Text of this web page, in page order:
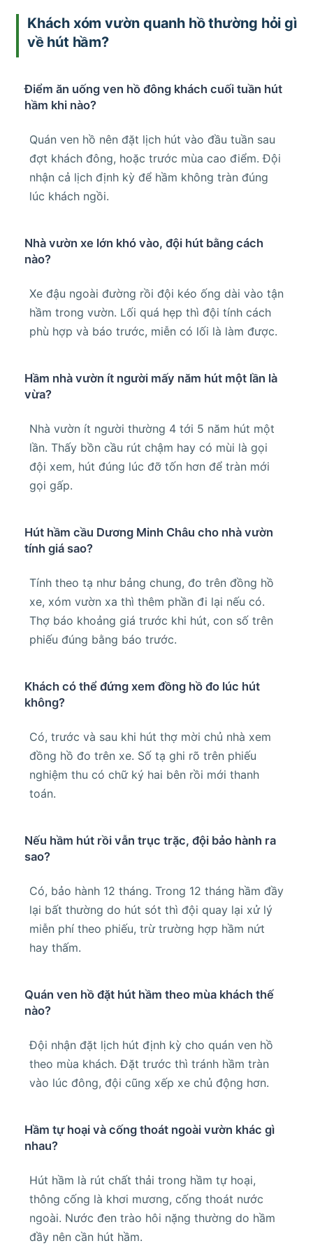
Khách xóm vườn quanh hồ thường hỏi gì
về hút hầm?
Điểm ăn uống ven hồ đông khách cuối tuần hút
hầm khi nào?
Quán ven hồ nên đặt lịch hút vào đầu tuần sau
đợt khách đông, hoặc trước mùa cao điểm. Đội
nhận cả lịch định kỳ để hầm không tràn đúng
lúc khách ngồi.
Nhà vườn xe lớn khó vào, đội hút bằng cách
nào?
Xe đậu ngoài đường rồi đội kéo ống dài vào tận
hầm trong vườn. Lối quá hẹp thì đội tính cách
phù hợp và báo trước, miễn có lối là làm được.
Hầm nhà vườn ít người mấy năm hút một lần là
vừa?
Nhà vườn ít người thường 4 tới 5 năm hút một
lần. Thấy bồn cầu rút chậm hay có mùi là gọi
đội xem, hút đúng lúc đỡ tốn hơn để tràn mới
gọi gấp.
Hút hầm cầu Dương Minh Châu cho nhà vườn
tính giá sao?
Tính theo tạ như bảng chung, đo trên đồng hồ
xe, xóm vườn xa thì thêm phần đi lại nếu có.
Thợ báo khoảng giá trước khi hút, con số trên
phiếu đúng bằng báo trước.
Khách có thể đứng xem đồng hồ đo lúc hút
không?
Có, trước và sau khi hút thợ mời chủ nhà xem
đồng hồ đo trên xe. Số tạ ghi rõ trên phiếu
nghiệm thu có chữ ký hai bên rồi mới thanh
toán.
Nếu hầm hút rồi vẫn trục trặc, đội bảo hành ra
sao?
Có, bảo hành 12 tháng. Trong 12 tháng hầm đầy
lại bất thường do hút sót thì đội quay lại xử lý
miễn phí theo phiếu, trừ trường hợp hầm nứt
hay thấm.
Quán ven hồ đặt hút hầm theo mùa khách thế
nào?
Đội nhận đặt lịch hút định kỳ cho quán ven hồ
theo mùa khách. Đặt trước thì tránh hầm tràn
vào lúc đông, đội cũng xếp xe chủ động hơn.
Hầm tự hoại và cống thoát ngoài vườn khác gì
nhau?
Hút hầm là rút chất thải trong hầm tự hoại,
thông cống là khơi mương, cống thoát nước
ngoài. Nước đen trào hôi nặng thường do hầm
đầy nên cần hút hầm.